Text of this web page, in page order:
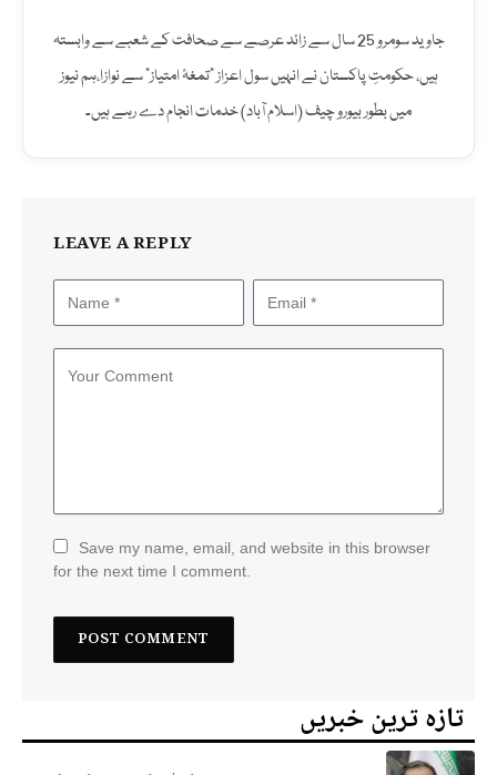
جاوید سومرو 25 سال سے زائد عرصے سے صحافت کے شعبے سے وابستہ
ہیں، حکومتِ پاکستان نے انہیں سول اعزاز "تمغۂ امتیاز" سے نوازا،ہم نیوز
میں بطور بیورو چیف (اسلام آباد) خدمات انجام دے رہے ہیں۔
LEAVE A REPLY
Save my name, email, and website in this browser
for the next time I comment.
تازہ ترین خبریں